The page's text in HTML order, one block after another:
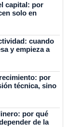
capital: por
solo en
cuando
y empieza a
por
técnica, sino
por qué
de la